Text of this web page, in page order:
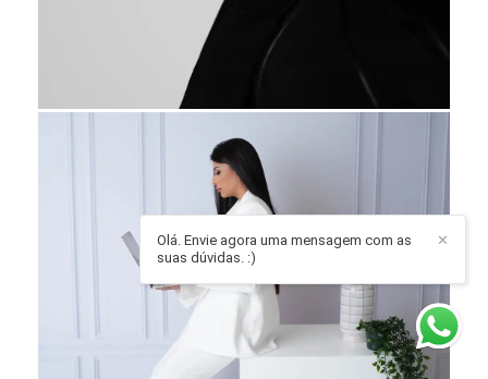
✕
Olá. Envie agora uma mensagem com as
suas dúvidas. :)